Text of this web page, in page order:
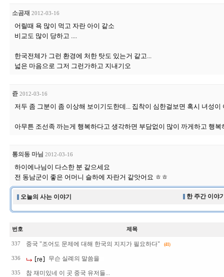
소곰재 2012-03-16
어릴때 욕 많이 먹고 자란 아이 같소
비교도 많이 당하고 ....
한국전체가 그런 환경에 처한 탓도 있는거 같고...
넓은 마음으로 그저 그런가하고 지내기오
쥰 2012-03-16
저두 좀 그분이 좀 이상해 보이기도한데... 집착이 심한걸보면 혹시 녀성이
아무튼 조선족 까는게 행복하다고 생각하면 부담없이 많이 까게하고 행복
통의동 마님 2012-03-16
하이에나님이 다스한 분 같으세요
전 동남군이 좋은 어머니 슬하에 자란거 같앗어요 ㅎㅎ
오늘의 사는 이야기 한 주간 이야
번호 제목
337 중국 "조어도 문제에 대해 한국의 지지가 필요하다" (41)
336 무슨 실례의 말씀을
335 참 재미있네 이 곳 중국 유저들...